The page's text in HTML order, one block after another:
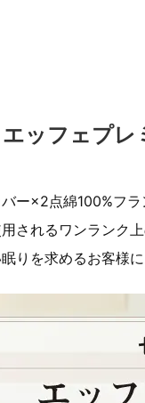
ッフェプレ
バー×2点綿100%フ
されるワンランク
りを求めるお客様に